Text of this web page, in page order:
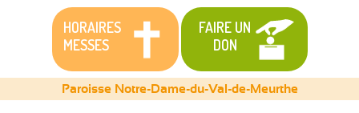
HORAIRES
MESSES
FAIRE UN
DON
Paroisse Notre-Dame-du-Val-de-Meurthe